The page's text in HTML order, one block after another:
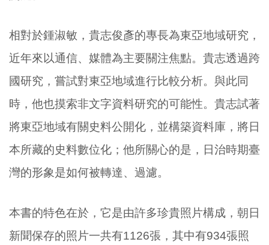
相對於鍾淑敏，貴志俊彥的專長為東亞地域研究，
近年來以通信、媒體為主要關注焦點。貴志透過跨
國研究，嘗試對東亞地域進行比較分析。與此同
時，他也摸索非文字資料研究的可能性。貴志試著
將東亞地域有關史料公開化，並構築資料庫，將日
本所藏的史料數位化；他所關心的是，日治時期臺
灣的形象是如何被轉達、過濾。
本書的特色在於，它是由許多珍貴照片構成，朝日
新聞保存的照片一共有1126張，其中有934張照